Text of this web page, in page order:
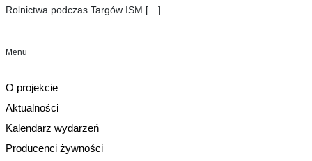
Rolnictwa podczas Targów ISM […]
Menu
O projekcie
Aktualności
Kalendarz wydarzeń
Producenci żywności